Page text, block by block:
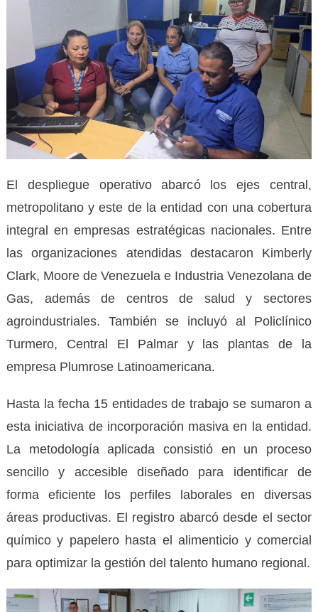
El despliegue operativo abarcó los ejes central,
metropolitano y este de la entidad con una cobertura
integral en empresas estratégicas nacionales. Entre
las organizaciones atendidas destacaron Kimberly
Clark, Moore de Venezuela e Industria Venezolana de
Gas, además de centros de salud y sectores
agroindustriales. También se incluyó al Policlínico
Turmero, Central El Palmar y las plantas de la
empresa Plumrose Latinoamericana.
Hasta la fecha 15 entidades de trabajo se sumaron a
esta iniciativa de incorporación masiva en la entidad.
La metodología aplicada consistió en un proceso
sencillo y accesible diseñado para identificar de
forma eficiente los perfiles laborales en diversas
áreas productivas. El registro abarcó desde el sector
químico y papelero hasta el alimenticio y comercial
para optimizar la gestión del talento humano regional.